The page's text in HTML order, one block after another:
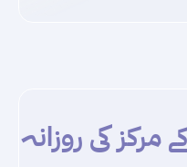
مرکز کی روزانہ